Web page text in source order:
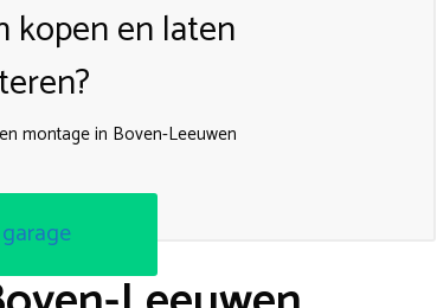
kopen en laten
montage in Boven-Leeuwen